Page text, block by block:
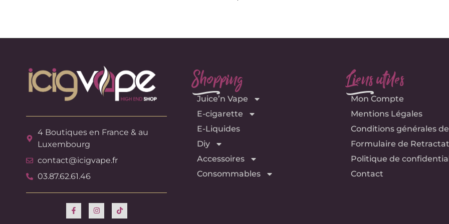
4 Boutiques en France & au
Luxembourg
contact@icigvape.fr
03.87.62.61.46
Shopping
e
Juice’n Vape
E-cigarette
E-Liquides
Diy
Accessoires
Consommables
Liens utiles
e
Mon Compte
Mentions Légales
Conditions générales
Formulaire de
Politique de
Contact
Fruit du Dragon –